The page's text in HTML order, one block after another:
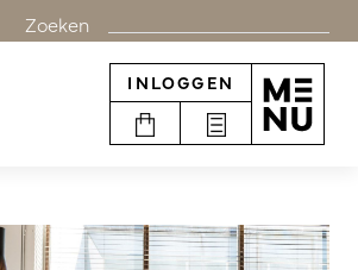
Zoeken
INLOGGEN